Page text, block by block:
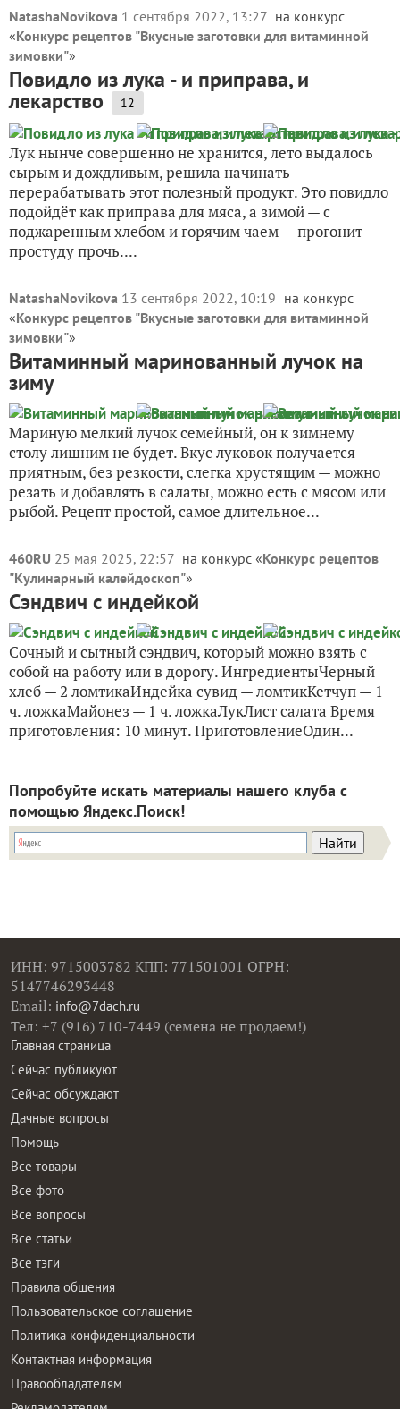
NatashaNovikova 1 сентября 2022, 13:27 на конкурс
«Конкурс рецептов "Вкусные заготовки для витаминной
зимовки"»
Повидло из лука - и приправа, и
лекарство 12
Лук нынче совершенно не хранится, лето выдалось
сырым и дождливым, решила начинать
перерабатывать этот полезный продукт. Это повидло
подойдёт как приправа для мяса, а зимой — с
поджаренным хлебом и горячим чаем — прогонит
простуду прочь....
NatashaNovikova 13 сентября 2022, 10:19 на конкурс
«Конкурс рецептов "Вкусные заготовки для витаминной
зимовки"»
Витаминный маринованный лучок на
зиму
Мариную мелкий лучок семейный, он к зимнему
столу лишним не будет. Вкус луковок получается
приятным, без резкости, слегка хрустящим — можно
резать и добавлять в салаты, можно есть с мясом или
рыбой. Рецепт простой, самое длительное...
460RU 25 мая 2025, 22:57 на конкурс «Конкурс рецептов
"Кулинарный калейдоскоп"»
Сэндвич с индейкой
Сочный и сытный сэндвич, который можно взять с
собой на работу или в дорогу. ИнгредиентыЧерный
хлеб — 2 ломтикаИндейка сувид — ломтикКетчуп — 1
ч. ложкаМайонез — 1 ч. ложкаЛукЛист салата Время
приготовления: 10 минут. ПриготовлениеОдин...
Попробуйте искать материалы нашего клуба с
помощью Яндекс.Поиск!
ИНН: 9715003782 КПП: 771501001 ОГРН:
5147746293448
Email: info@7dach.ru
Тел: +7 (916) 710-7449 (семена не продаем!)
Главная страница
Сейчас публикуют
Сейчас обсуждают
Дачные вопросы
Помощь
Все товары
Все фото
Все вопросы
Все статьи
Все тэги
Правила общения
Пользовательское соглашение
Политика конфиденциальности
Контактная информация
Правообладателям